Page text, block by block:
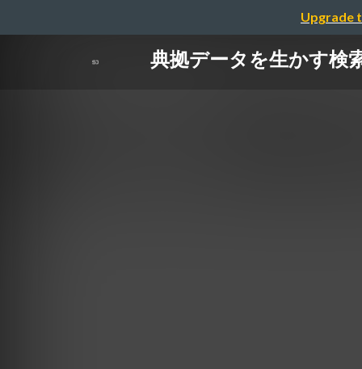
Upgrade
典拠データを生かす検